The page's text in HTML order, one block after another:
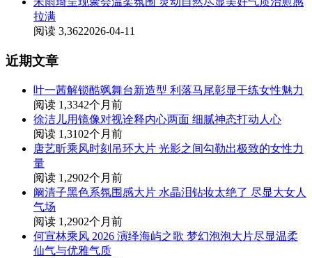
拉满
阅读 3,3622026-04-11
近期文章
叶一茜解锁酷飒舞台新造型 利落马尾彰显干练女性魅力
阅读 1,3342个月前
徐洁儿用镜像对视诠释内心两面 细腻神态打动人心
阅读 1,3102个月前
唐艺昕乘风时刻吊环大片 光影之间勾勒出极致的女性力
量
阅读 1,2902个月前
阚清子黑色系氛围感大片 水晶泪钻妆太绝了 尽显大女人
气场
阅读 1,2902个月前
何宣林乘风 2026 演绎海屿之歌 梦幻泡泡大片尽显温柔
仙气与优雅气质